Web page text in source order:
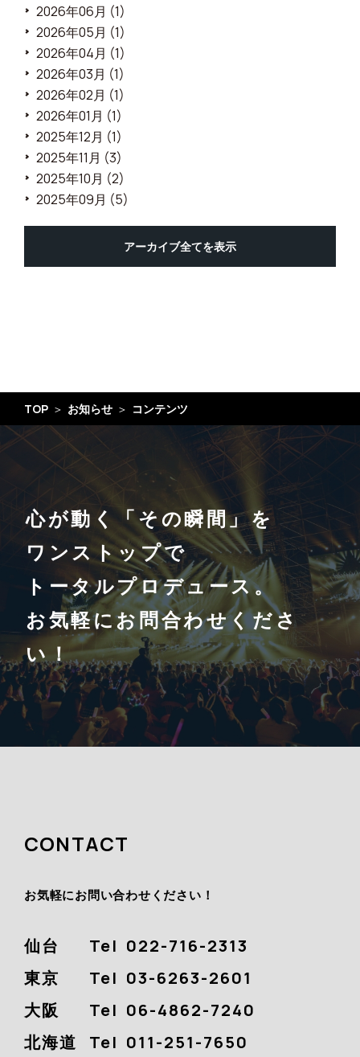
2026年06月 (1)
2026年05月 (1)
2026年04月 (1)
2026年03月 (1)
2026年02月 (1)
2026年01月 (1)
2025年12月 (1)
2025年11月 (3)
2025年10月 (2)
2025年09月 (5)
アーカイブ全てを表示
TOP お知らせ コンテンツ
心が動く「その瞬間」を
ワンストップで
トータルプロデュース。
お気軽にお問合わせくださ
い！
CONTACT
お気軽にお問い合わせください！
仙台 Tel 022-716-2313
東京
Tel 03-6263-2601
大阪
Tel 06-4862-7240
北海道
Tel 011-251-7650